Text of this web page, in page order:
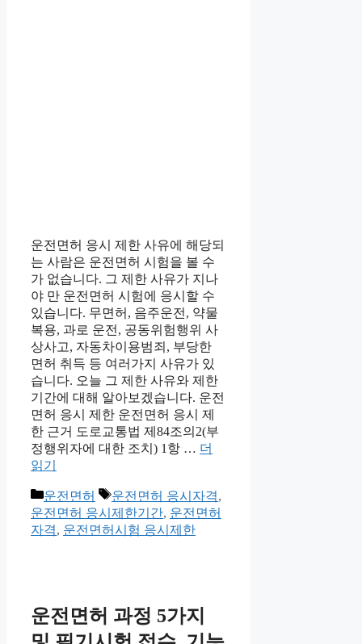
운전면허 응시 제한 사유에 해당되
는 사람은 운전면허 시험을 볼 수
가 없습니다. 그 제한 사유가 지나
야 만 운전면허 시험에 응시할 수
있습니다. 무면허, 음주운전, 약물
복용, 과로 운전, 공동위험행위 사
상사고, 자동차이용범죄, 부당한
면허 취득 등 여러가지 사유가 있
습니다. 오늘 그 제한 사유와 제한
기간에 대해 알아보겠습니다. 운전
면허 응시 제한 운전면허 응시 제
한 근거 도로교통법 제84조의2(부
정행위자에 대한 조치) 1항 … 더
읽기
카
테
고
운전면허
태
그
운전면허 응시자격,
운전면허 응시제한기간, 운전면허
자격, 운전면허시험 응시제한
운전면허 과정 5가지